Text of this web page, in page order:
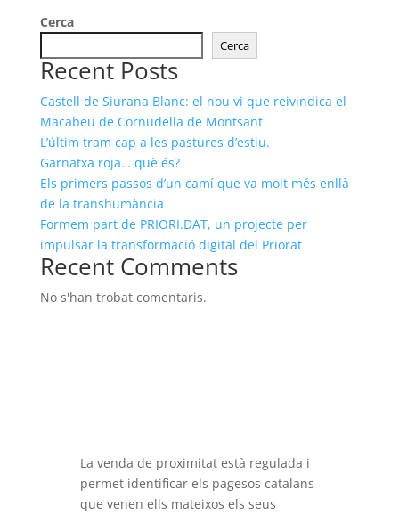
Cerca
Cerca
Recent Posts
Castell de Siurana Blanc: el nou vi que reivindica el
Macabeu de Cornudella de Montsant
L’últim tram cap a les pastures d’estiu.
Garnatxa roja… què és?
Els primers passos d’un camí que va molt més enllà
de la transhumància
Formem part de PRIORI.DAT, un projecte per
impulsar la transformació digital del Priorat
Recent Comments
No s'han trobat comentaris.
La venda de proximitat està regulada i
permet identificar els pagesos catalans
que venen ells mateixos els seus